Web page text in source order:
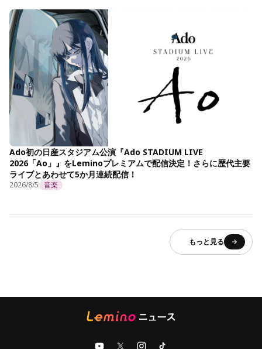
Ado初の日産スタジアム公演『Ado STADIUM LIVE
2026「Ao」』をLeminoプレミアムで配信決定！さらに歴代主要
ライブとあわせて5か月連続配信！
2026/8/5 音楽
もっと見る